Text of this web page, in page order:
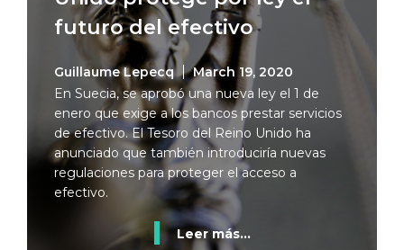
futuro del efectivo
Guillaume Lepecq
March 19, 2020
En Suecia, se aprobó una nueva ley el 1 de
enero que exige a los bancos prestar servicios
de efectivo. El Tesoro del Reino Unido ha
anunciado que también introduciría nuevas
regulaciones para proteger el acceso a
efectivo.
Leer más...